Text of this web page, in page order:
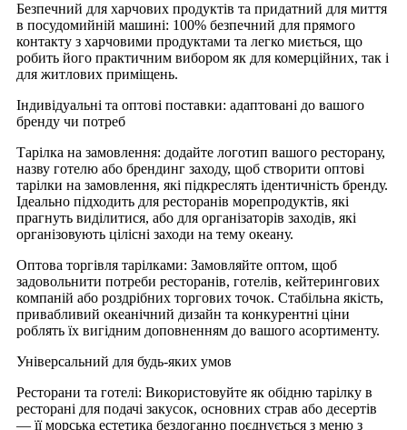
Безпечний для харчових продуктів та придатний для миття
в посудомийній машині: 100% безпечний для прямого
контакту з харчовими продуктами та легко миється, що
робить його практичним вибором як для комерційних, так і
для житлових приміщень.
Індивідуальні та оптові поставки: адаптовані до вашого
бренду чи потреб
Тарілка на замовлення: додайте логотип вашого ресторану,
назву готелю або брендинг заходу, щоб створити оптові
тарілки на замовлення, які підкреслять ідентичність бренду.
Ідеально підходить для ресторанів морепродуктів, які
прагнуть виділитися, або для організаторів заходів, які
організовують цілісні заходи на тему океану.
Оптова торгівля тарілками: Замовляйте оптом, щоб
задовольнити потреби ресторанів, готелів, кейтерингових
компаній або роздрібних торгових точок. Стабільна якість,
привабливий океанічний дизайн та конкурентні ціни
роблять їх вигідним доповненням до вашого асортименту.
Універсальний для будь-яких умов
Ресторани та готелі: Використовуйте як обідню тарілку в
ресторані для подачі закусок, основних страв або десертів
— її морська естетика бездоганно поєднується з меню з